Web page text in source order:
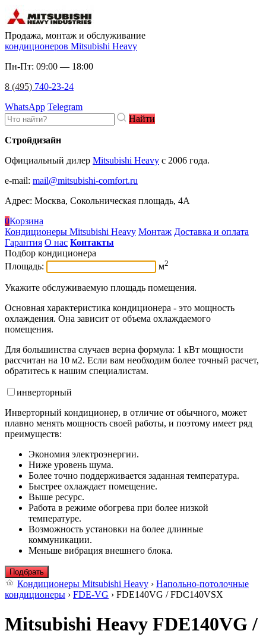
Продажа, монтаж и обслуживание
кондиционеров Mitsubishi Heavy
Пн-Пт: 09:00 — 18:00
8 (495) 740-23-24
WhatsApp Telegram
Найти
Стройдизайн
Официальный дилер Mitsubishi Heavy c 2006 года.
e-mail: mail@mitsubishi-comfort.ru
Адрес: Москва, Сокольническая площадь, 4А
0Корзина
Кондиционеры Mitsubishi Heavy Монтаж Доставка и оплата
Гарантия О нас Контакты
Подбор кондиционера
Площадь:
м2
Укажите обслуживаемую площадь помещения.
Основная характеристика кондиционера - это мощность
охлаждения. Она зависит от объема охлаждаемого
помещения.
Для большинства случаев верна формула: 1 кВт мощности
рассчитан на 10 м2. Если вам необходим более точный расчет,
обратитесь к нашим специалистам.
инверторный
Инверторный кондиционер, в отличие от обычного, может
плавно менять мощность своей работы, и поэтому имеет ряд
преимуществ:
Экономия электроэнергии.
Ниже уровень шума.
Более точно поддерживается заданная температура.
Быстрее охлаждает помещение.
Выше ресурс.
Работа в режиме обогрева при более низкой
температуре.
Возможность установки на более длинные
коммуникации.
Меньше вибрация внешнего блока.
Подбрать
Кондиционеры Mitsubishi Heavy › Напольно-потолочные
кондиционеры › FDE-VG › FDE140VG / FDC140VSX
Mitsubishi Heavy FDE140VG /